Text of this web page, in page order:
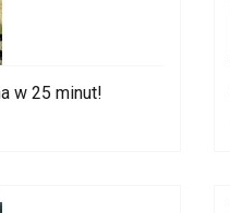
w 25 minut!